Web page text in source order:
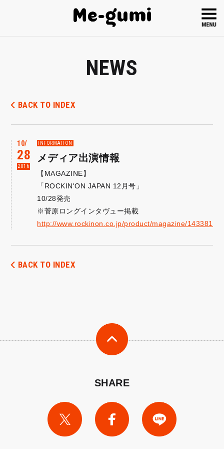
NEWS
BACK TO INDEX
10
28
2016
INFORMATION
メディア出演情報
【MAGAZINE】
「ROCKIN'ON JAPAN 12月号」
10/28発売
※菅原ロングインタヴュー掲載
http://www.rockinon.co.jp/product/magazine/143381
BACK TO INDEX
SHARE